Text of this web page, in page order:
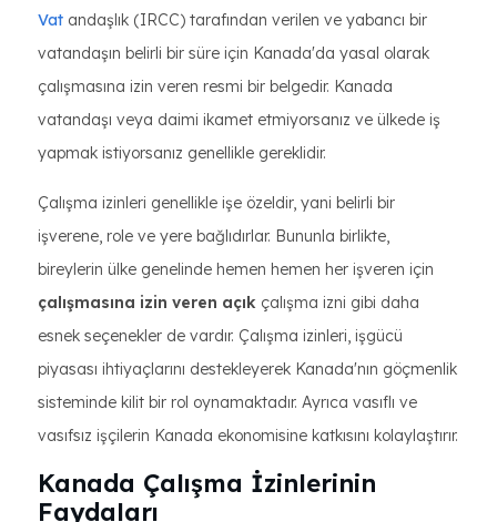
Vat andaşlık (IRCC) tarafından verilen ve yabancı bir
vatandaşın belirli bir süre için Kanada'da yasal olarak
çalışmasına izin veren resmi bir belgedir. Kanada
vatandaşı veya daimi ikamet etmiyorsanız ve ülkede iş
yapmak istiyorsanız genellikle gereklidir.
Çalışma izinleri genellikle işe özeldir, yani belirli bir
işverene, role ve yere bağlıdırlar. Bununla birlikte,
bireylerin ülke genelinde hemen hemen her işveren için
çalışmasına izin veren açık çalışma izni gibi daha
esnek seçenekler de vardır. Çalışma izinleri, işgücü
piyasası ihtiyaçlarını destekleyerek Kanada'nın göçmenlik
sisteminde kilit bir rol oynamaktadır. Ayrıca vasıflı ve
vasıfsız işçilerin Kanada ekonomisine katkısını kolaylaştırır.
Kanada Çalışma İzinlerinin
Faydaları